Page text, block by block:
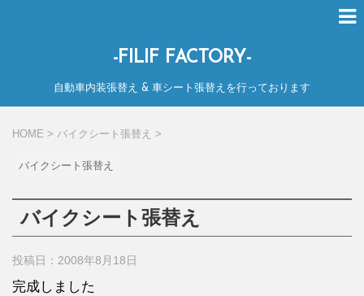
-FILIF FACTORY-
自動車内装張替え & 車シート張替えを行っております
HOME > バイクシート張替え >
バイクシート張替え
バイクシート張替え
投稿日：2008年8月18日
完成しました